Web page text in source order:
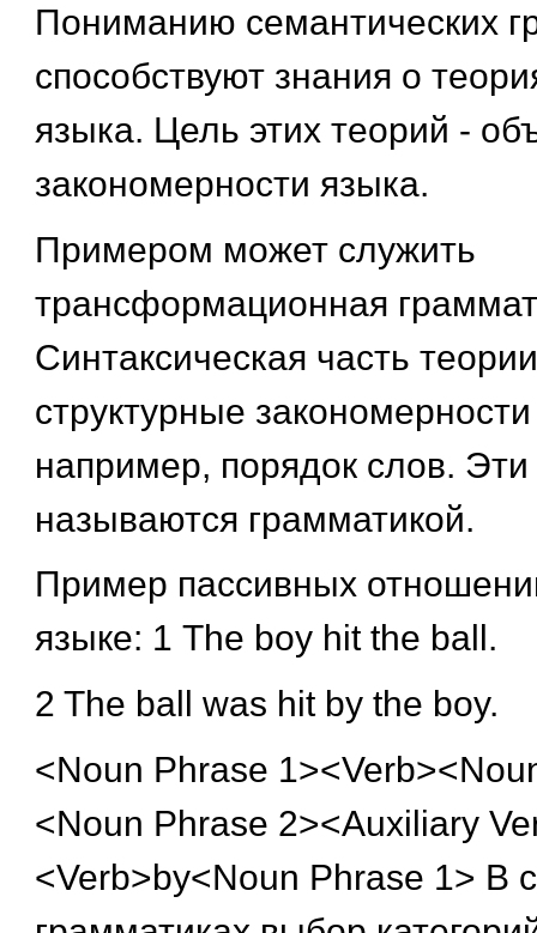
Пониманию семантических
способствуют знания о
языка. Цель этих теорий -
закономерности языка.
Примером может служить
трансформационная
Синтаксическая часть
структурные
например, порядок слов.
называются грамматикой.
Пример пассивных
языке: 1 The boy hit the ball.
2 The ball was hit by the boy.
<Noun Phrase
<Noun Phrase 2><Auxiliary
<Verb>by<Noun Phrase 1> В